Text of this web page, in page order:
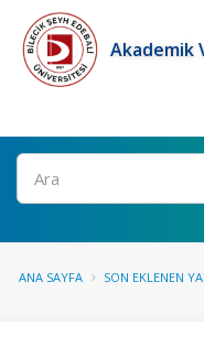
Akademik
Ara
ANA SAYFA SON EKLENEN